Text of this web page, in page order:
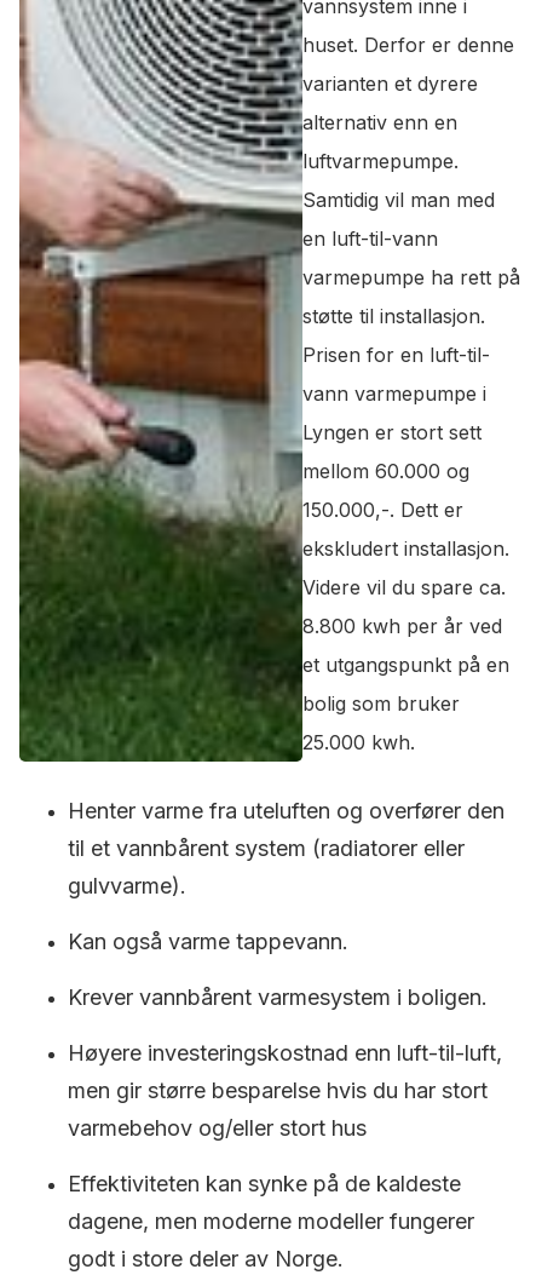
vannsystem inne i
huset. Derfor er denne
varianten et dyrere
alternativ enn en
luftvarmepumpe.
Samtidig vil man med
en luft-til-vann
varmepumpe ha rett på
støtte til installasjon.
Prisen for en luft-til-
vann varmepumpe i
Lyngen er stort sett
mellom 60.000 og
150.000,-. Dett er
ekskludert installasjon.
Videre vil du spare ca.
8.800 kwh per år ved
et utgangspunkt på en
bolig som bruker
25.000 kwh.
Henter varme fra uteluften og overfører den
til et vannbårent system (radiatorer eller
gulvvarme).
Kan også varme tappevann.
Krever vannbårent varmesystem i boligen.
Høyere investeringskostnad enn luft-til-luft,
men gir større besparelse hvis du har stort
varmebehov og/eller stort hus
Effektiviteten kan synke på de kaldeste
dagene, men moderne modeller fungerer
godt i store deler av Norge.